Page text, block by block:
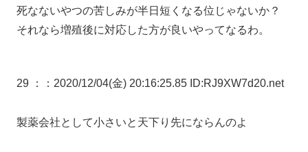
死なないやつの苦しみが半日短くなる位じゃないか？
それなら増殖後に対応した方が良いやってなるわ。
29 ： ：2020/12/04(金) 20:16:25.85 ID:RJ9XW7d20.net
製薬会社として小さいと天下り先にならんのよ